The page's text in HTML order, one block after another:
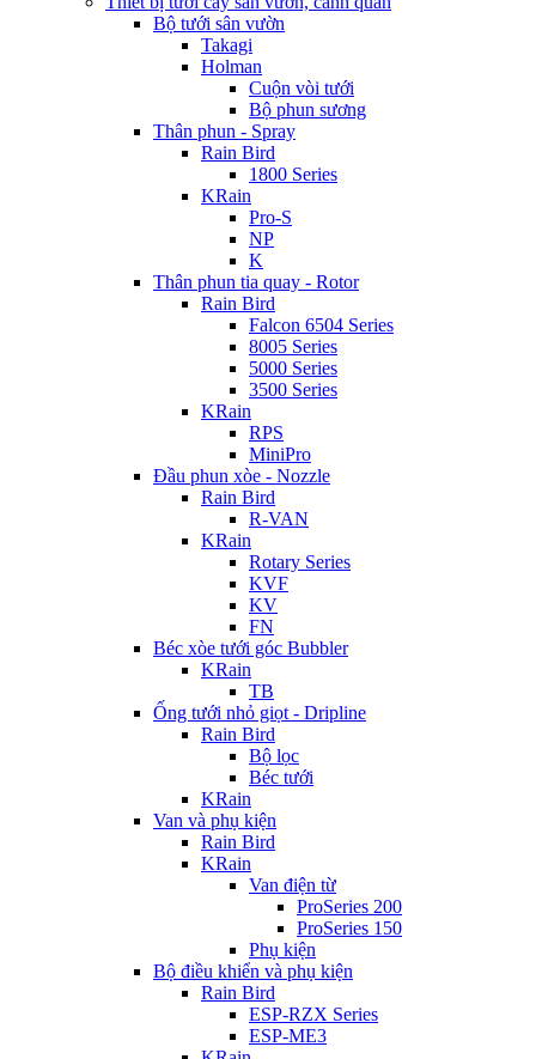
Bộ tưới sân vườn
Takagi
Holman
Cuộn vòi tưới
Bộ phun sương
Thân phun - Spray
Rain Bird
1800 Series
KRain
Pro-S
NP
K
Thân phun tia quay - Rotor
Rain Bird
Falcon 6504 Series
8005 Series
5000 Series
3500 Series
KRain
RPS
MiniPro
Đầu phun xòe - Nozzle
Rain Bird
R-VAN
KRain
Rotary Series
KVF
KV
FN
Béc xòe tưới góc Bubbler
KRain
TB
Ống tưới nhỏ giọt - Dripline
Rain Bird
Bộ lọc
Béc tưới
KRain
Van và phụ kiện
Rain Bird
KRain
Van điện từ
ProSeries 200
ProSeries 150
Phụ kiện
Bộ điều khiển và phụ kiện
Rain Bird
ESP-RZX Series
ESP-ME3